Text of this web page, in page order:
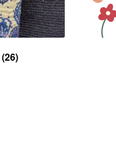
(26)